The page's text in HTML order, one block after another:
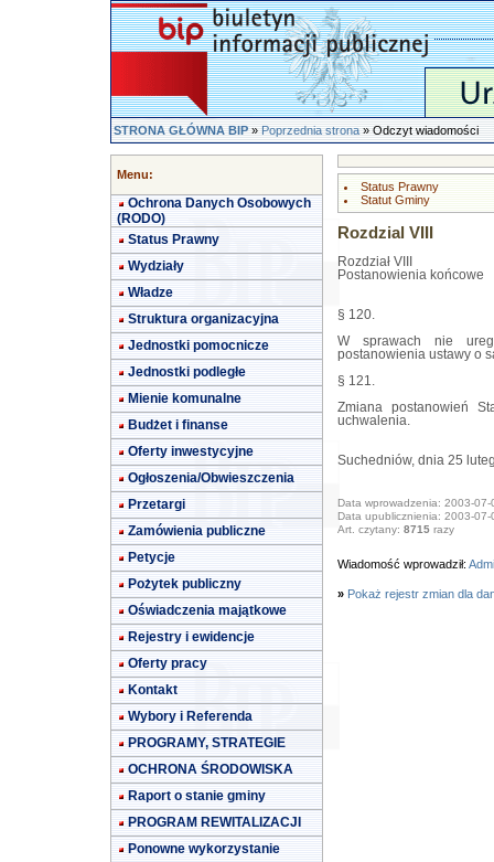
STRONA GŁÓWNA BIP»Poprzednia strona» Odczyt wiadomości
Menu:
Ochrona Danych Osobowych
(RODO)
Status Prawny
Wydziały
Władze
Struktura organizacyjna
Jednostki pomocnicze
Jednostki podległe
Mienie komunalne
Budżet i finanse
Oferty inwestycyjne
Ogłoszenia/Obwieszczenia
Przetargi
Zamówienia publiczne
Petycje
Pożytek publiczny
Oświadczenia majątkowe
Rejestry i ewidencje
Oferty pracy
Kontakt
Wybory i Referenda
PROGRAMY, STRATEGIE
OCHRONA ŚRODOWISKA
Raport o stanie gminy
PROGRAM REWITALIZACJI
Ponowne wykorzystanie
Status Prawny
Statut Gminy
Rozdzial VIII
Rozdział VIII
Postanowienia końcowe
§ 120.
W sprawach nie
postanowienia ustawy o
§ 121.
Zmiana postanowień
uchwalenia.
Suchedniów, dnia 25
Data wprowadzenia: 2003-07-
Data upublicznienia: 2003-07-
Art. czytany: 8715razy
Wiadomość wprowadził:
» Pokaż rejestr zmian dla